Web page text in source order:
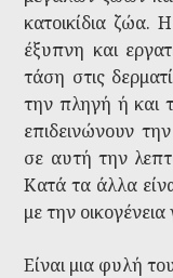
κατοικίδια ζώα.
έξυπνη και
τάση στις
την πληγή ή και
επιδεινώνουν
σε αυτή την
Κατά τα άλλα
με την
Είναι μια φυλή